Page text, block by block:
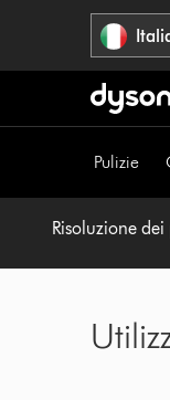
Pulizie
Risoluzione